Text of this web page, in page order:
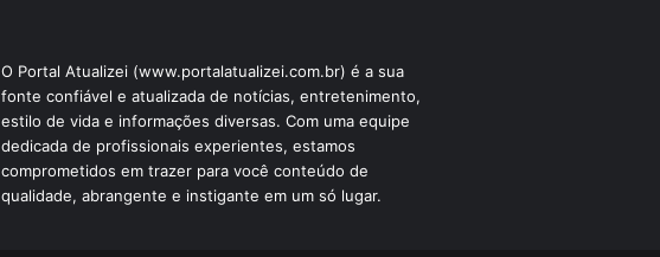
O Portal Atualizei (www.portalatualizei.com.br) é a sua
fonte confiável e atualizada de notícias, entretenimento,
estilo de vida e informações diversas. Com uma equipe
dedicada de profissionais experientes, estamos
comprometidos em trazer para você conteúdo de
qualidade, abrangente e instigante em um só lugar.